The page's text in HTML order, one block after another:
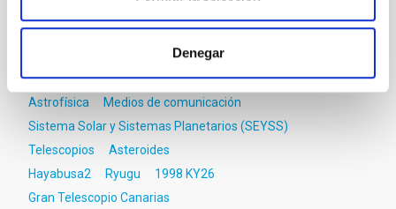
Denegar
OBSERVATORIOS DE CANARIAS
CIENCIA Y TECNOLOGÍA
Astrofísica
Medios de comunicación
Sistema Solar y Sistemas Planetarios (SEYSS)
Telescopios
Asteroides
Hayabusa2
Ryugu
1998 KY26
Gran Telescopio Canarias